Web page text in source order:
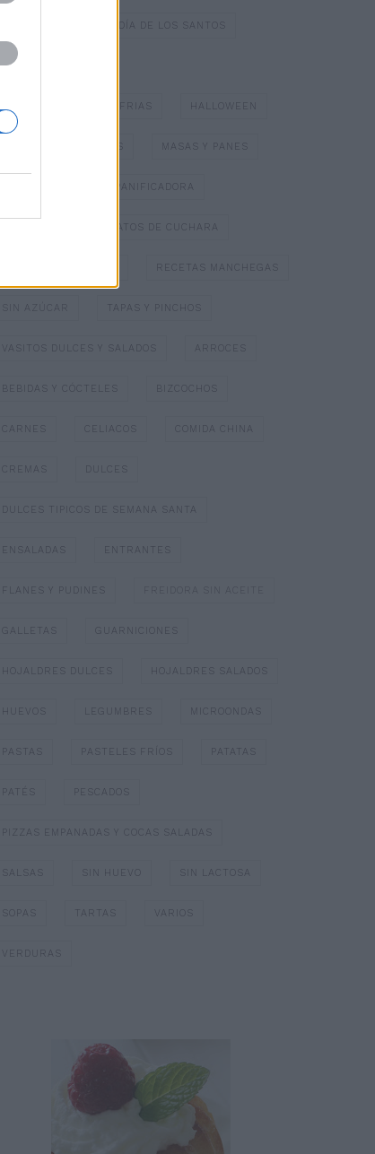
DULCES TÍPICOS DEL DÍA DE LOS SANTOS
ESPECIAL NAVIDAD
GAZPACHOS Y SOPAS FRIAS HALLOWEEN
MASAS Y PANES
PANIFICADORA
PLATOS DE CUCHARA
RECETAS MANCHEGAS
SIN AZÚCAR TAPAS Y PINCHOS
VASITOS DULCES Y SALADOS ARROCES
BEBIDAS Y CÓCTELES BIZCOCHOS
CARNES CELIACOS COMIDA CHINA
CREMAS
DULCES TIPICOS DE SEMANA SANTA
ENSALADAS ENTRANTES
FLANES Y PUDINES FREIDORA SIN ACEITE
GALLETAS GUARNICIONES
HOJALDRES DULCES HOJALDRES SALADOS
HUEVOS LEGUMBRES MICROONDAS
PASTAS PASTELES FRÍOS PATATAS
PATÉS PESCADOS
PIZZAS EMPANADAS Y COCAS SALADAS
SALSAS SIN HUEVO SIN LACTOSA
SOPAS TARTAS VARIOS
VERDURAS